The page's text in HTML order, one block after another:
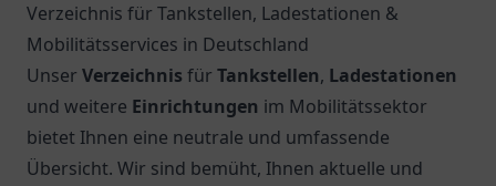
Verzeichnis für Tankstellen, Ladestationen &
Mobilitätsservices in Deutschland
Unser Verzeichnis für Tankstellen, Ladestationen
und weitere Einrichtungen im Mobilitätssektor
bietet Ihnen eine neutrale und umfassende
Übersicht. Wir sind bemüht, Ihnen aktuelle und